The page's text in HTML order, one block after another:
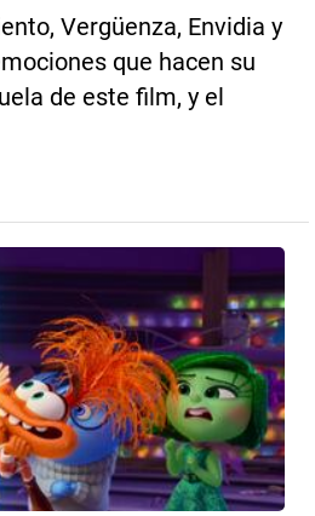
Vergüenza, Envidia y
que hacen su
de este film, y el